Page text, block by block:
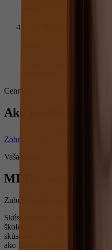
dávkou žiarenia
Cenník
Aká je cena
Zobraziť cenník
Vaša lekárka
MDDr. Andrea
Zubná lekárka - zakladateľka
Skúsená zubná lekárka Andrea
školení a súťaží na svetovej
skúsenosťou v estetickej, ale aj
ako 1200 pacientov ročne.